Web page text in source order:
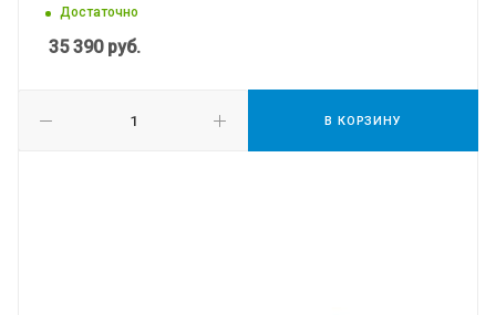
Достаточно
35 390руб.
В КОРЗИНУ